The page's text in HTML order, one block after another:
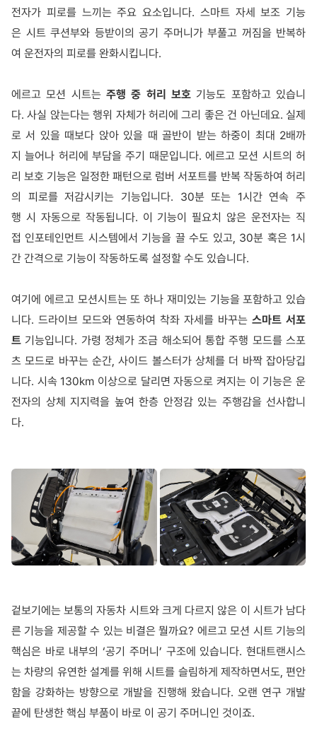
전자가 피로를 느끼는 주요 요소입니다. 스마트 자세 보조 기능
은 시트 쿠션부와 등받이의 공기 주머니가 부풀고 꺼짐을 반복하
여 운전자의 피로를 완화시킵니다.
에르고 모션 시트는 주행 중 허리 보호 기능도 포함하고 있습니
다. 사실 앉는다는 행위 자체가 허리에 그리 좋은 건 아닌데요. 실제
로 서 있을 때보다 앉아 있을 때 골반이 받는 하중이 최대 2배까
지 늘어나 허리에 부담을 주기 때문입니다. 에르고 모션 시트의 허
리 보호 기능은 일정한 패턴으로 럼버 서포트를 반복 작동하여 허리
의 피로를 저감시키는 기능입니다. 30분 또는 1시간 연속 주
행 시 자동으로 작동됩니다. 이 기능이 필요치 않은 운전자는 직
접 인포테인먼트 시스템에서 기능을 끌 수도 있고, 30분 혹은 1시
간 간격으로 기능이 작동하도록 설정할 수도 있습니다.
여기에 에르고 모션시트는 또 하나 재미있는 기능을 포함하고 있습
니다. 드라이브 모드와 연동하여 착좌 자세를 바꾸는 스마트 서포
트 기능입니다. 가령 정체가 조금 해소되어 통합 주행 모드를 스포
츠 모드로 바꾸는 순간, 사이드 볼스터가 상체를 더 바짝 잡아당깁
니다. 시속 130km 이상으로 달리면 자동으로 켜지는 이 기능은 운
전자의 상체 지지력을 높여 한층 안정감 있는 주행감을 선사합니
다.
겉보기에는 보통의 자동차 시트와 크게 다르지 않은 이 시트가 남다
른 기능을 제공할 수 있는 비결은 뭘까요? 에르고 모션 시트 기능의
핵심은 바로 내부의 ‘공기 주머니’ 구조에 있습니다. 현대트랜시스
는 차량의 유연한 설계를 위해 시트를 슬림하게 제작하면서도, 편안
함을 강화하는 방향으로 개발을 진행해 왔습니다. 오랜 연구 개발
끝에 탄생한 핵심 부품이 바로 이 공기 주머니인 것이죠.